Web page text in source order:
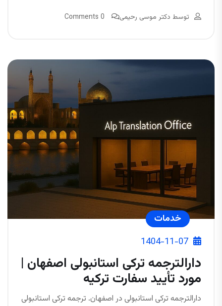
توسط دکتر موسی رحیمی 0 Comments
خدمات
1404-11-07
دارالترجمه ترکی استانبولی اصفهان |
مورد تأیید سفارت ترکیه
دارالترجمه ترکی استانبولی در اصفهان. ترجمه ترکی استانبولی